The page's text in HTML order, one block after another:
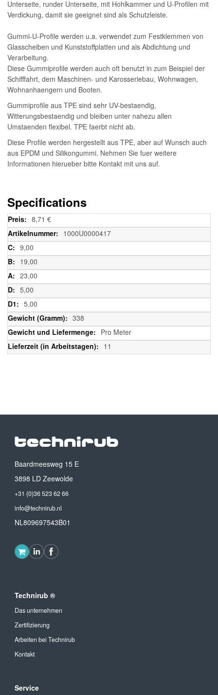
Unterseite, runder Unterseite, mit Hohlkammer und U-Profilen mit
Verdickung, damit sie geeignet sind als Schutzleiste.
Gummi-U-Profile werden u.a. verwendet zum Festklemmen von
Glasscheiben und Kunststoffplatten und als Abdichtung und
Verarbeitung.
Diese Gummiprofile werden auch oft benutzt in zum Beispiel der
Schifffahrt, dem Maschinen- und Karosseriebau, Wohnwagen,
Wohnanhaengern und Booten.
Gummiprofile aus TPE sind sehr UV-bestaendig,
Witterungsbestaendig und bleiben unter nahezu allen
Umstaenden flexibel. TPE faerbt nicht ab.
Diese Profile werden hergestellt aus TPE, aber auf Wunsch auch
aus EPDM und Silikongummi. Nehmen Sie fuer weitere
Informationen hierueber bitte Kontakt mit uns auf.
Specifications
Weitere
Informationen
8,71 €
1000U0000417
9,00
19,00
23,00
5,00
5,00
338
Pro Meter
11
Baardmeesweg 15 E
3898 LD Zeewolde
+31 (0)36 523 62 66
info@technirub.nl
NL809697543B01
Technirub ®
Das unternehmen
Zertifizierung
Arbeiten bei Technirub
Kontakt
Service